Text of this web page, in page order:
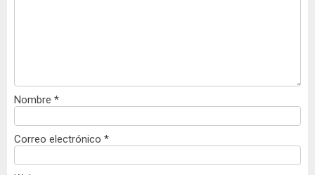
Nombre *
Correo electrónico *